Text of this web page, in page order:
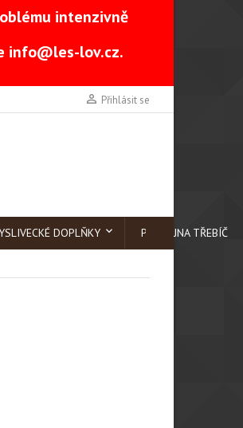
intenzivně
info@les-lov.cz.
 Přihlásit se
DOPLŇKY PRODEJNA TŘEBÍČ